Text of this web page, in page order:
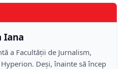
Iana
a Facultății de Jurnalism,
Deși, înainte să încep